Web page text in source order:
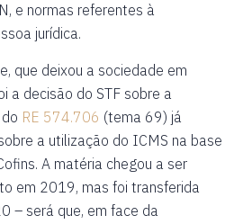
e normas referentes à
jurídica.
que deixou a sociedade em
a decisão do STF sobre a
RE 574.706 (tema 69) já
a utilização do ICMS na base
A matéria chegou a ser
em 2019, mas foi transferida
– será que, em face da